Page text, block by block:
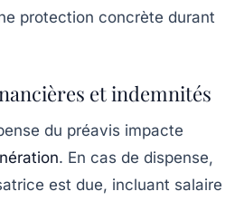
protection concrète durant
et indemnités
du préavis impacte
. En cas de dispense,
est due, incluant salaire